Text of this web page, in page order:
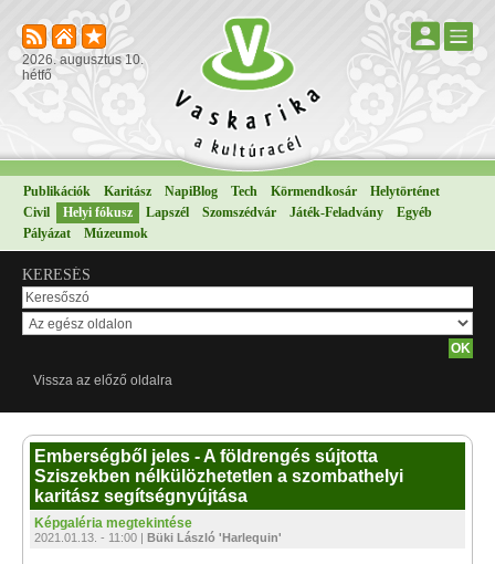
2026. augusztus 10.
hétfő
Publikációk Karitász NapiBlog Tech Körmendkosár
Helytörténet
Civil
Helyi fókusz Lapszél Szomszédvár Játék-Feladvány
Egyéb
Pályázat
Múzeumok
KERESÉS
Vissza az előző oldalra
Emberségből jeles - A földrengés sújtotta
Sziszekben nélkülözhetetlen a szombathelyi
karitász segítségnyújtása
Képgaléria megtekintése
2021.01.13. - 11:00 | Büki László 'Harlequin'